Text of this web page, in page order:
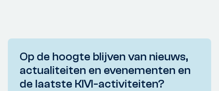
Op de hoogte blijven van nieuws,
actualiteiten en evenementen en
de laatste KIVI-activiteiten?